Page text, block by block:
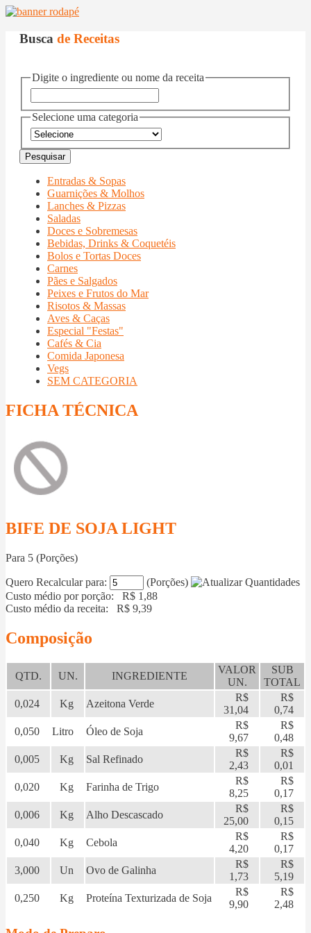
Busca de Receitas
Digite o ingrediente ou nome da receita
Selecione uma categoria
Entradas & Sopas
Guarnições & Molhos
Lanches & Pizzas
Saladas
Doces e Sobremesas
Bebidas, Drinks & Coquetéis
Bolos e Tortas Doces
Carnes
Pães e Salgados
Peixes e Frutos do Mar
Risotos & Massas
Aves & Caças
Especial "Festas"
Cafés & Cia
Comida Japonesa
Vegs
SEM CATEGORIA
FICHA TÉCNICA
BIFE DE SOJA LIGHT
Para 5 (Porções)
Quero Recalcular para:
(Porções)
Custo médio por porção: R$ 1,88
Custo médio da receita: R$ 9,39
Composição
QTD. UN. INGREDIENTE
VALOR
UN.
SUB
TOTAL
0,024
Kg Azeitona Verde
R$
31,04
R$
0,74
0,050
Litro Óleo de Soja
R$
9,67
R$
0,48
0,005
Kg Sal Refinado
R$
2,43
R$
0,01
0,020
Kg Farinha de Trigo
R$
8,25
R$
0,17
0,006
Kg Alho Descascado
R$
25,00
R$
0,15
0,040
Kg Cebola
R$
4,20
R$
0,17
3,000
Un Ovo de Galinha
R$
1,73
R$
5,19
0,250
Kg Proteína Texturizada de Soja
R$
9,90
R$
2,48